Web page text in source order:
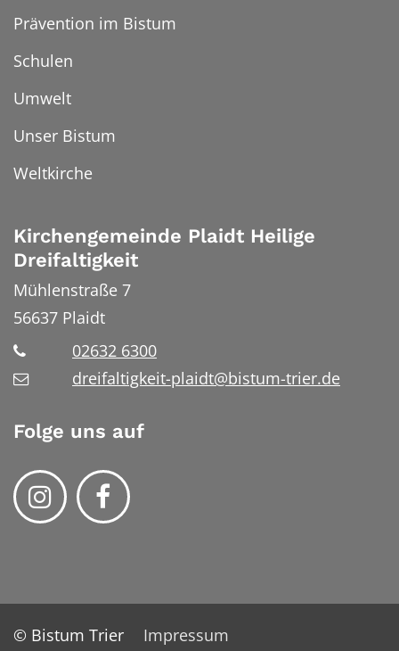
Prävention im Bistum
Schulen
Umwelt
Unser Bistum
Weltkirche
Kirchengemeinde Plaidt Heilige
Dreifaltigkeit
Mühlenstraße 7
56637 Plaidt
02632 6300
dreifaltigkeit-plaidt@bistum-trier.de
Folge uns auf
© Bistum Trier Impressum